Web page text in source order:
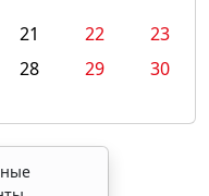
21 22
23
28 29
30